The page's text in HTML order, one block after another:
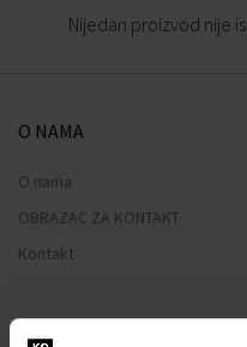
Nijedan proizvod nije
O NAMA
O nama
OBRAZAC ZA KONTAKT
Kontakt
SVE O KUPNJI